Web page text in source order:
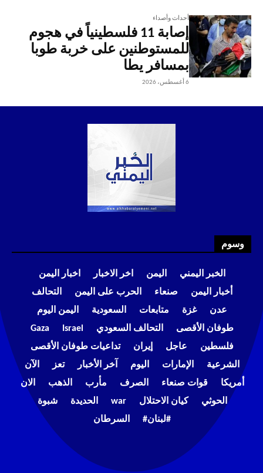
أحداث وأصداء
إصابة 11 فلسطينياً في هجوم
للمستوطنين على خربة طوبا
بمسافر يطا
6 أغسطس، 2026
وسوم
الخبر اليمني اليمن اخر الاخبار
اخبار اليمن
أخبار اليمن
صنعاء الحرب على اليمن
التحالف
عدن
غزة متابعات السعودية
اليمن اليوم
طوفان الأقصى
التحالف السعودي Israel
Gaza
فلسطين
عاجل إيران
تداعيات طوفان الأقصى
الشرعية
الإمارات اليوم آخر الأخبار تعز
الآن
أمريكا
قوات صنعاء الصرف مأرب الذهب
الان
الحوثي
كيان الاحتلال war الحديدة
شبوة
#لبنان#
السرطان